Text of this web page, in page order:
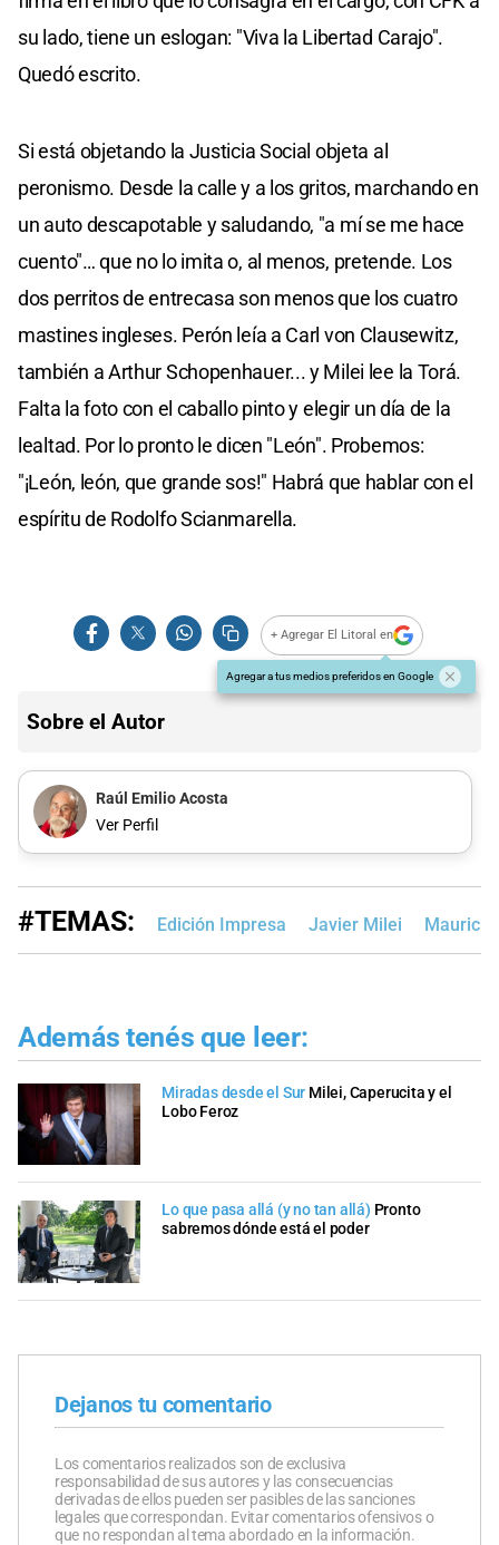
su lado, tiene un eslogan: "Viva la Libertad Carajo".
Quedó escrito.
Si está objetando la Justicia Social objeta al
peronismo. Desde la calle y a los gritos, marchando en
un auto descapotable y saludando, "a mí se me hace
cuento"… que no lo imita o, al menos, pretende. Los
dos perritos de entrecasa son menos que los cuatro
mastines ingleses. Perón leía a Carl von Clausewitz,
también a Arthur Schopenhauer... y Milei lee la Torá.
Falta la foto con el caballo pinto y elegir un día de la
lealtad. Por lo pronto le dicen "León". Probemos:
"¡León, león, que grande sos!" Habrá que hablar con el
espíritu de Rodolfo Scianmarella.
+ Agregar El Litoral en
Agregar a tus medios preferidos en Google
Sobre el Autor
Raúl Emilio Acosta
Ver Perfil
#TEMAS: Edición Impresa Javier Milei
Además tenés que leer:
Miradas desde el Sur Milei, Caperucita y el
Lobo Feroz
Lo que pasa allá (y no tan allá) Pronto
sabremos dónde está el poder
Dejanos tu comentario
Los comentarios realizados son de exclusiva
responsabilidad de sus autores y las consecuencias
derivadas de ellos pueden ser pasibles de las sanciones
legales que correspondan. Evitar comentarios ofensivos o
que no respondan al tema abordado en la información.